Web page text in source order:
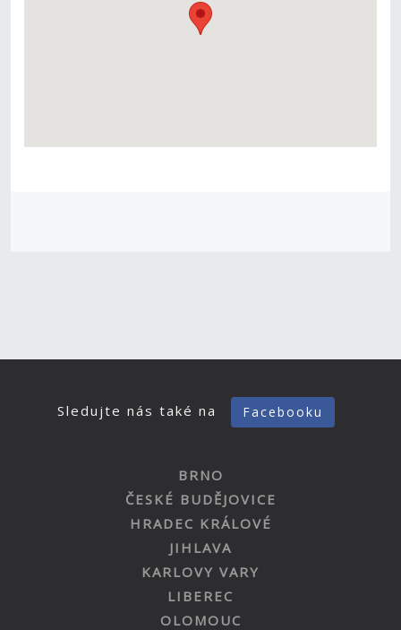
Sledujte nás také na Facebooku
BRNO
ČESKÉ BUDĚJOVICE
HRADEC KRÁLOVÉ
JIHLAVA
KARLOVY VARY
LIBEREC
OLOMOUC